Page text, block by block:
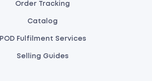
Order Tracking
Catalog
POD Fulfilment Services
Selling Guides